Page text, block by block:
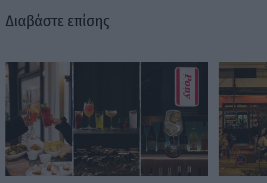
Διαβάστε επίσης